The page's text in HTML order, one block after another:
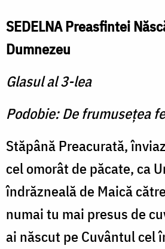
SEDELNA Preasfintei
Dumnezeu
Glasul al 3-lea
Podobie: De frumuseţea
Stăpână Preacurată,
cel omorât de păcate, ca
îndrăzneală de Maică
numai tu mai presus de
ai născut pe Cuvântul cel